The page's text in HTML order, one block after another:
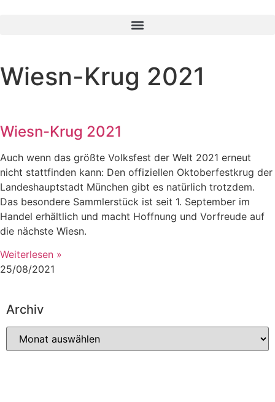
Wiesn-Krug 2021
Wiesn-Krug 2021
Auch wenn das größte Volksfest der Welt 2021 erneut
nicht stattfinden kann: Den offiziellen Oktoberfestkrug der
Landeshauptstadt München gibt es natürlich trotzdem.
Das besondere Sammlerstück ist seit 1. September im
Handel erhältlich und macht Hoffnung und Vorfreude auf
die nächste Wiesn.
Weiterlesen »
25/08/2021
Archiv